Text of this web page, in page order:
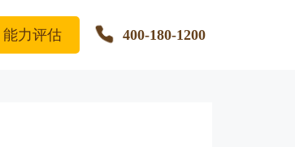
能力评估 400-180-1200